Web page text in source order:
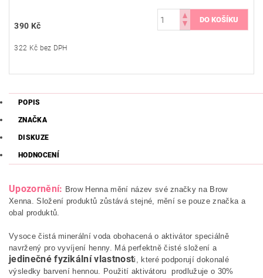
390 Kč
322 Kč bez DPH
POPIS
ZNAČKA
DISKUZE
HODNOCENÍ
Upozornění: Brow Henna mění název své značky na Brow
Xenna. Složení produktů zůstává stejné, mění se pouze značka a
obal produktů.
Vysoce čistá minerální voda obohacená o aktivátor speciálně
navržený pro vyvíjení henny. Má perfektně čisté složení a
jedinečné fyzikální vlastnosti, které podporují dokonalé
výsledky barvení hennou. Použití aktivátoru prodlužuje o 30%